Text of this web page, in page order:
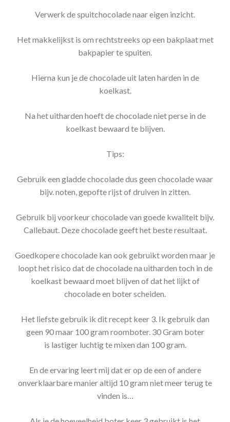
Verwerk de spuitchocolade naar eigen inzicht.
Het makkelijkst is om rechtstreeks op een bakplaat met
bakpapier te spuiten.
Hierna kun je de chocolade uit laten harden in de
koelkast.
Na het uitharden hoeft de chocolade niet perse in de
koelkast bewaard te blijven.
Tips:
Gebruik een gladde chocolade dus geen chocolade waar
bijv. noten, gepofte rijst of druiven in zitten.
Gebruik bij voorkeur chocolade van goede kwaliteit bijv.
Callebaut. Deze chocolade geeft het beste resultaat.
Goedkopere chocolade kan ook gebruikt worden maar je
loopt het risico dat de chocolade na uitharden toch in de
koelkast bewaard moet blijven of dat het lijkt of
chocolade en boter scheiden.
Het liefste gebruik ik dit recept keer 3. Ik gebruik dan
geen 90 maar 100 gram roomboter. 30 Gram boter
is lastiger luchtig te mixen dan 100 gram.
En de ervaring leert mij dat er op de een of andere
onverklaarbare manier altijd 10 gram niet meer terug te
vinden is…